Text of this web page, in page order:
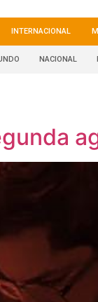
INTERNACIONAL
NACIONAL